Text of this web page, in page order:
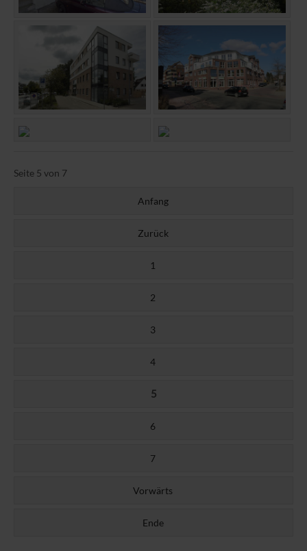
Seite 5 von 7
Anfang
Zurück
1
2
3
4
5
6
7
Vorwärts
Ende